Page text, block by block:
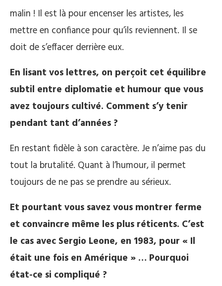
malin ! Il est là pour encenser les artistes, les
mettre en confiance pour qu’ils reviennent. Il se
doit de s’effacer derrière eux.
En lisant vos lettres, on perçoit cet équilibre
subtil entre diplomatie et humour que vous
avez toujours cultivé. Comment s’y tenir
pendant tant d’années ?
En restant fidèle à son caractère. Je n’aime pas du
tout la brutalité. Quant à l’humour, il permet
toujours de ne pas se prendre au sérieux.
Et pourtant vous savez vous montrer ferme
et convaincre même les plus réticents. C’est
le cas avec Sergio Leone, en 1983, pour « Il
était une fois en Amérique » … Pourquoi
état-ce si compliqué ?